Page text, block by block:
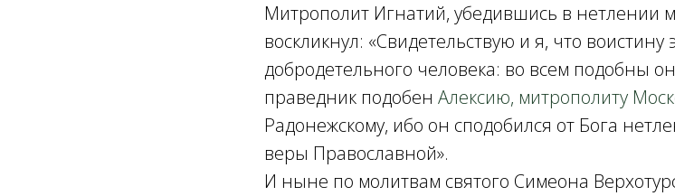
Митрополит Игнатий, убедившись в нетлении
воскликнул: «Свидетельствую и я, что
добродетельного человека: во всем подобны
праведник подобен Алексию, митрополиту
Радонежскому, ибо он сподобился от Бога
веры Православной».
И ныне по молитвам святого Симеона